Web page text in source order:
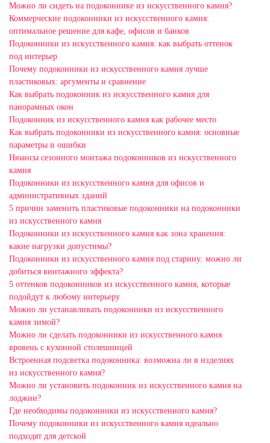
Можно ли сидеть на подоконнике из искусственного камня?
Коммерческие подоконники из искусственного камня:
оптимальное решение для кафе, офисов и банков
Подоконники из искусственного камня: как выбрать оттенок
под интерьер
Почему подоконники из искусственного камня лучше
пластиковых: аргументы и сравнение
Как выбрать подоконник из искусственного камня для
панорамных окон
Подоконник из искусственного камня как рабочее место
Как выбрать подоконники из искусственного камня: основные
параметры и ошибки
Нюансы сезонного монтажа подоконников из искусственного
камня
Подоконники из искусственного камня для офисов и
административных зданий
5 причин заменить пластиковые подоконники на подоконники
из искусственного камня
Подоконники из искусственного камня как зона хранения:
какие нагрузки допустимы?
Подоконники из искусственного камня под старину: можно ли
добиться винтажного эффекта?
5 оттенков подоконников из искусственного камня, которые
подойдут к любому интерьеру
Можно ли устанавливать подоконники из искусственного
камня зимой?
Можно ли сделать подоконники из искусственного камня
вровень с кухонной столешницей
Встроенная подсветка подоконника: возможна ли в изделиях
из искусственного камня?
Можно ли установить подоконник из искусственного камня на
лоджии?
Где необходимы подоконники из искусственного камня?
Почему подоконники из искусственного камня идеально
подходят для детской